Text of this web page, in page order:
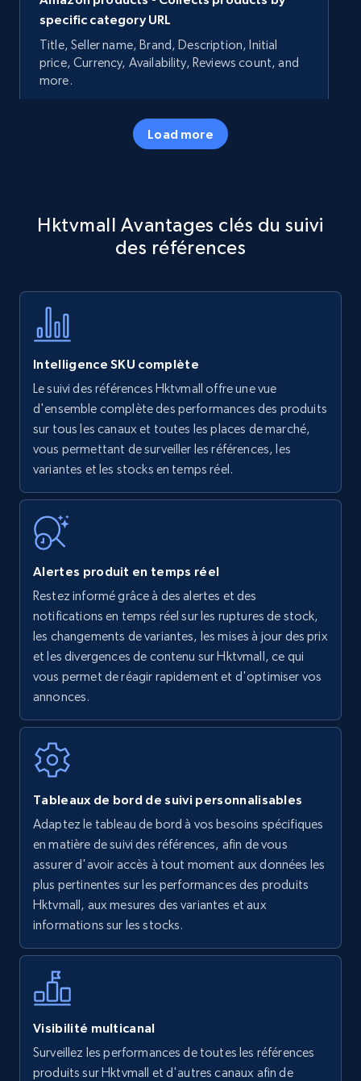
specific category URL
Title, Seller name, Brand, Description, Initial
price, Currency, Availability, Reviews count, and
more.
5.7K+ Commencer
specific keywords
Title, Seller name, Brand, Description, Initial
Amazon products - find products by using
upc numbers
Title, Seller name, Brand, Description, Initial
price, Currency, Availability, Reviews count, and
35.2K+
Amazon Reviews
URL, Product name, Product rating, Product
rating object, Product rating max, Rating,
Author name, Asin, and more.
Walmart - products
URL, Final price, Sku, Currency, Gtin,
Specifications, Image urls, Top reviews, and
more.
5.6K+
Walmart - products - Find new products by
using specific category URL
URL, Final price, Sku, Currency, Gtin,
more.
Load more
Hktvmall Avantages clés du suivi
des références
Intelligence SKU complète
Le suivi des références Hktvmall offre une vue
d'ensemble complète des performances des produits
sur tous les canaux et toutes les places de marché,
vous permettant de surveiller les références, les
variantes et les stocks en temps réel.
Alertes produit en temps réel
Restez informé grâce à des alertes et des
notifications en temps réel sur les ruptures de stock,
les changements de variantes, les mises à jour des prix
et les divergences de contenu sur Hktvmall, ce qui
vous permet de réagir rapidement et d'optimiser vos
annonces.
Tableaux de bord de suivi personnalisables
Adaptez le tableau de bord à vos besoins spécifiques
en matière de suivi des références, afin de vous
assurer d'avoir accès à tout moment aux données les
plus pertinentes sur les performances des produits
Hktvmall, aux mesures des variantes et aux
informations sur les stocks.
Visibilité multicanal
Surveillez les performances de toutes les références
produits sur Hktvmall et d'autres canaux afin de